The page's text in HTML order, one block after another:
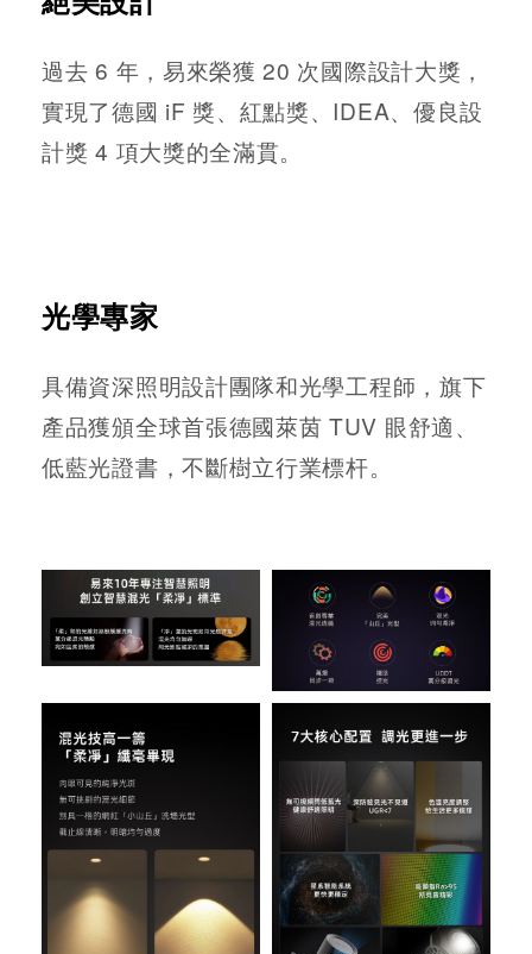
過去 6 年，易來榮獲 20 次國際設計大獎，
實現了德國 iF 獎、紅點獎、IDEA、優良設
計獎 4 項大獎的全滿貫。
光學專家
具備資深照明設計團隊和光學工程師，旗下
產品獲頒全球首張德國萊茵 TUV 眼舒適、
低藍光證書，不斷樹立行業標杆。